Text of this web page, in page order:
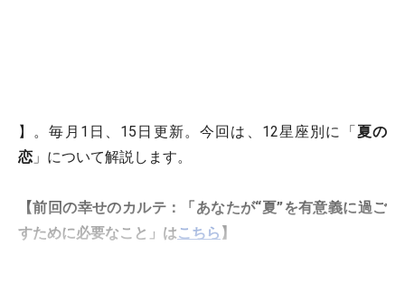
】。毎月1日、15日更新。今回は、12星座別に「夏の
恋 」について解説します。
【前回の幸せのカルテ：「あなたが“夏”を有意義に過ご
すために必要なこと」はこちら 】